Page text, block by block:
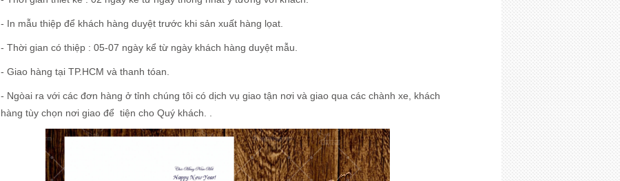
- In mẫu thiệp để khách hàng duyệt trước khi sản xuất hàng lọat.
- Thời gian có thiệp : 05-07 ngày kể từ ngày khách hàng duyệt mẫu.
- Giao hàng tại TP.HCM và thanh tóan.
- Ngòai ra với các đơn hàng ở tỉnh chúng tôi có dịch vụ giao tận nơi và giao qua các chành xe, khách
hàng tùy chọn nơi giao để tiện cho Quý khách. .